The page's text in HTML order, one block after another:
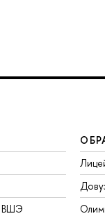
ВШЭ